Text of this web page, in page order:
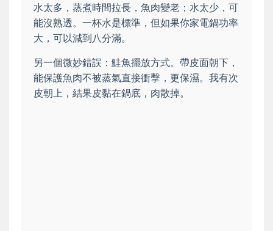
水太多，蒸煮時間拉長，魚肉變老；水太少，可
能沒熟透。一杯水是標準，但如果你家電鍋功率
大，可以減到八分滿。
另一個微妙錯誤：鮭魚擺放方式。帶皮面朝下，
能保護魚肉不被蒸氣直接衝擊，更保濕。我有次
皮朝上，結果皮黏在鍋底，肉散掉。